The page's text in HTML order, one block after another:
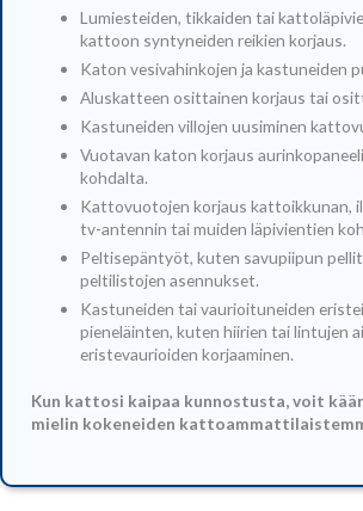
Lumiesteiden, tikkaiden tai
kattoon syntyneiden reikien korjaus.
Katon vesivahinkojen ja kastuneiden
Aluskatteen osittainen korjaus tai
Kastuneiden villojen uusiminen
Vuotavan katon korjaus
kohdalta.
Kattovuotojen korjaus kattoikkunan,
tv-antennin tai muiden läpivientien
Peltisepäntyöt, kuten savupiipun
peltilistojen asennukset.
Kastuneiden tai vaurioituneiden
pieneläinten, kuten hiirien tai lintujen
eristevaurioiden korjaaminen.
Kun kattosi kaipaa kunnostusta, voit
mielin kokeneiden